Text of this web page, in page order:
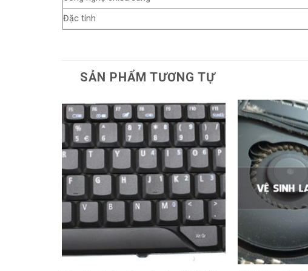
Đặc tính
SẢN PHẨM TƯƠNG TỰ
+